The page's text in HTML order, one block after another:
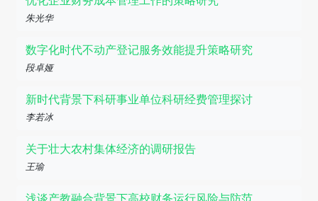
朱光华
数字化时代不动产登记服务效能提升策略研究
段卓娅
新时代背景下科研事业单位科研经费管理探讨
李若冰
关于壮大农村集体经济的调研报告
王瑜
浅谈产教融合背景下高校财务运行风险与防范